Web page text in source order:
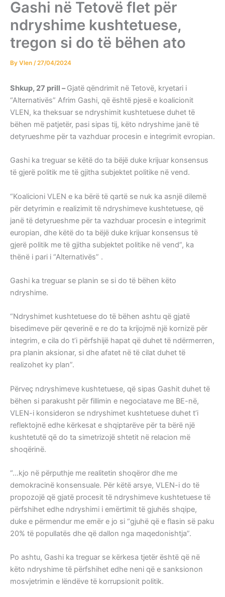
Gashi në Tetovë flet për
ndryshime kushtetuese,
tregon si do të bëhen ato
By Vlen /27/04/2024
Shkup, 27 prill –Gjatë qëndrimit në Tetovë, kryetari i
“Alternativës” Afrim Gashi, që është pjesë e koalicionit
VLEN, ka theksuar se ndryshimit kushtetuese duhet të
bëhen më patjetër, pasi sipas tij, këto ndryshime janë të
detyrueshme për ta vazhduar procesin e integrimit evropian.
Gashi ka treguar se këtë do ta bëjë duke krijuar konsensus
të gjerë politik me të gjitha subjektet politike në vend.
“Koalicioni VLEN e ka bërë të qartë se nuk ka asnjë dilemë
për detyrimin e realizimit të ndryshimeve kushtetuese, që
janë të detyrueshme për ta vazhduar procesin e integrimit
europian, dhe këtë do ta bëjë duke krijuar konsensus të
gjerë politik me të gjitha subjektet politike në vend”, ka
thënë i pari i “Alternativës” .
Gashi ka treguar se planin se si do të bëhen këto
ndryshime.
“Ndryshimet kushtetuese do të bëhen ashtu që gjatë
bisedimeve për qeverinë e re do ta krijojmë një kornizë për
integrim, e cila do t’i përfshijë hapat që duhet të ndërmerren,
pra planin aksionar, si dhe afatet në të cilat duhet të
realizohet ky plan”.
Përveç ndryshimeve kushtetuese, që sipas Gashit duhet të
bëhen si parakusht për fillimin e negociatave me BE-në,
VLEN-i konsideron se ndryshimet kushtetuese duhet t’i
reflektojnë edhe kërkesat e shqiptarëve për ta bërë një
kushtetutë që do ta simetrizojë shtetit në relacion më
shoqërinë.
“…kjo në përputhje me realitetin shoqëror dhe me
demokracinë konsensuale. Për këtë arsye, VLEN-i do të
propozojë që gjatë procesit të ndryshimeve kushtetuese të
përfshihet edhe ndryshimi i emërtimit të gjuhës shqipe,
duke e përmendur me emër e jo si “gjuhë që e flasin së paku
20% të popullatës dhe që dallon nga maqedonishtja”.
Po ashtu, Gashi ka treguar se kërkesa tjetër është që në
këto ndryshime të përfshihet edhe neni që e sanksionon
mosvjetrimin e lëndëve të korrupsionit politik.